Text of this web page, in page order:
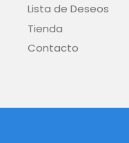
Lista de Deseos
Tienda
Contacto